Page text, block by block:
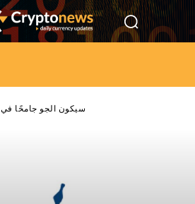
سيكون الجو جامحًا في 3 يناير